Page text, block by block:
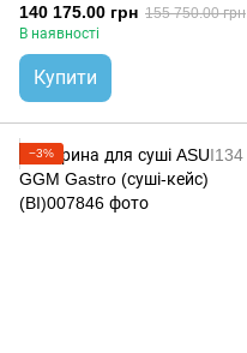
140 175.00 грн 155 750.00 грн
В наявності
Купити
−3%